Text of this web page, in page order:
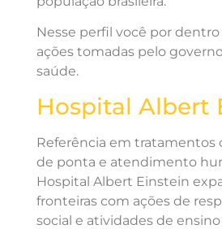
Nesse perfil você por
ações tomadas pelo
saúde.
Hospital Albert
Referência em tratamentos
de ponta e atendimento
Hospital Albert Einstein
fronteiras com ações de
social e atividades de